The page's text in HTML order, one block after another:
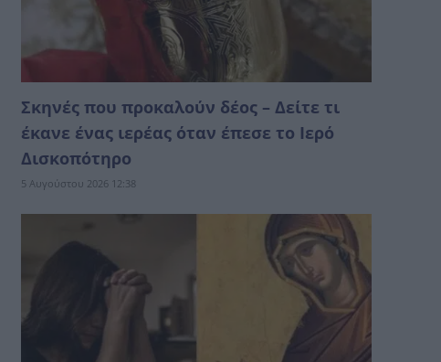
Σκηνές που προκαλούν δέος – Δείτε τι
έκανε ένας ιερέας όταν έπεσε το Ιερό
Δισκοπότηρο
5 Αυγούστου 2026 12:38